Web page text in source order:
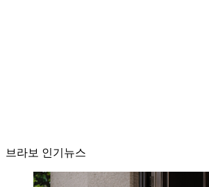
브라보 인기뉴스